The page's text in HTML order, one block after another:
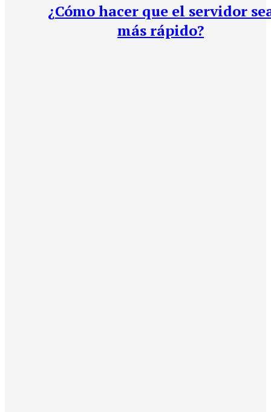
¿Cómo hacer que el servidor
más rápido?